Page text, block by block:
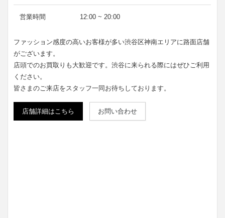
営業時間 12:00 ~ 20:00
ファッション感度の高いお客様が多い渋谷区神南エリアに路面店舗
がございます。
店頭でのお買取りも大歓迎です。渋谷に来られる際にはぜひご利用
ください。
皆さまのご来店をスタッフ一同お待ちしております。
店舗詳細はこちら お問い合わせ